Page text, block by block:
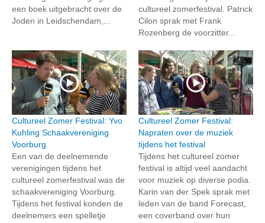
een boek uitgebracht over de
Joden in Leidschendam,...
cultureel zomerfestival. Patrick
Cilon sprak met Frank
Rozenberg de voorzitter...
Cultureel Zomer Festival: Yvo
Kuhling Schaakvereniging
Voorburg
Een van de deelnemende
verenigingen tijdens het
cultureel zomerfestival was de
schaakvereniging Voorburg.
Tijdens het festival konden de
deelnemers een spelletje
Cultureel Zomer Festival:
Napraten over de muziek
tijdens het festival
Tijdens het cultureel zomer
festival is altijd veel aandacht
voor muziek op diverse podia.
Karin van der Spek sprak met
leden van de band Forecast,
een coverband over hun